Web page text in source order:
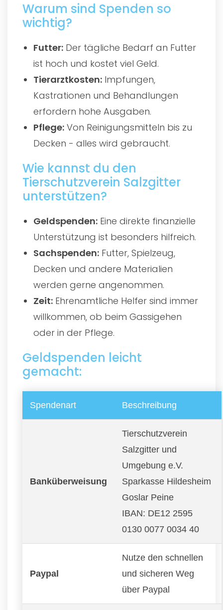
Warum sind Spenden so
wichtig?
Futter: Der tägliche Bedarf an Futter
ist hoch und kostet viel Geld.
Tierarztkosten: Impfungen,
Kastrationen und Behandlungen
erfordern hohe Ausgaben.
Pflege: Von Reinigungsmitteln bis zu
Decken - alles wird gebraucht.
Wie kannst du den
Tierschutzverein Salzgitter
unterstützen?
Geldspenden: Eine direkte finanzielle
Unterstützung ist besonders hilfreich.
Sachspenden: Futter, Spielzeug,
Decken und andere Materialien
werden gerne angenommen.
Zeit: Ehrenamtliche Helfer sind immer
willkommen, ob beim Gassigehen
oder in der Pflege.
Geldspenden leicht
gemacht:
Spendenart Beschreibung
Banküberweisung
Tierschutzverein
Salzgitter und
Umgebung e.V.
Sparkasse Hildesheim
Goslar Peine
IBAN: DE12 2595
0130 0077 0034 40
Paypal
Nutze den schnellen
und sicheren Weg
über Paypal